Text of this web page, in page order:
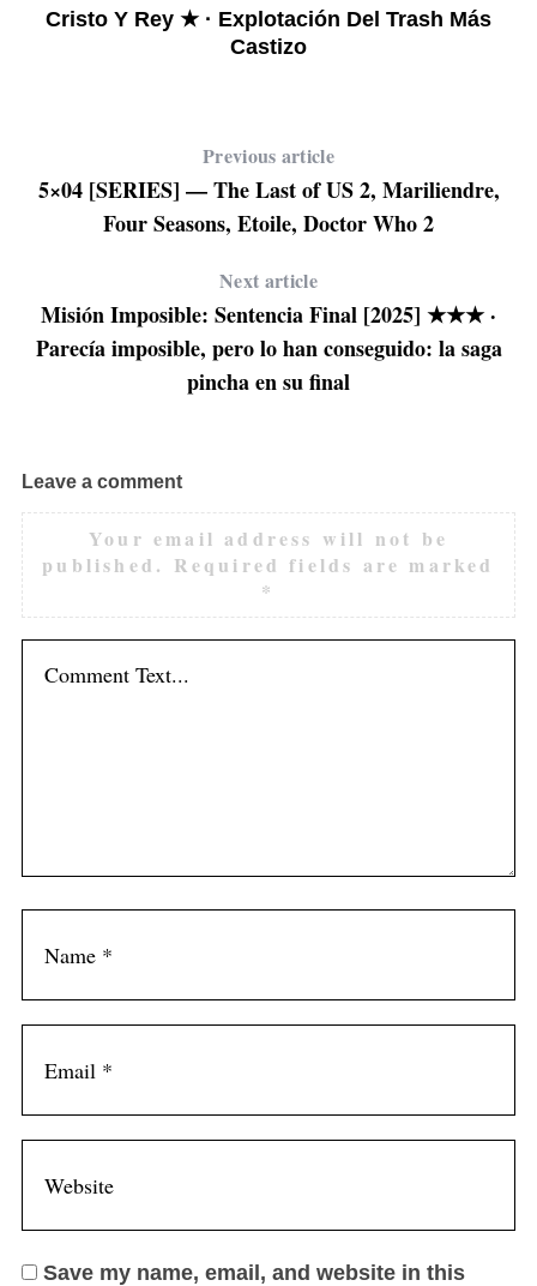
Cristo Y Rey ★ · Explotación Del Trash Más
Castizo
Previous article
5×04 [SERIES] — The Last of US 2, Mariliendre,
Four Seasons, Etoile, Doctor Who 2
Next article
Misión Imposible: Sentencia Final [2025] ★★★ ·
Parecía imposible, pero lo han conseguido: la saga
pincha en su final
Leave a comment
Your email address will not be
published. Required fields are marked
*
Save my name, email, and website in this